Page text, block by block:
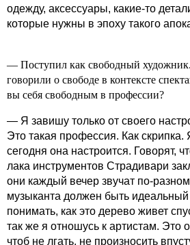
одежду, аксессуары, какие‑то
которые нужны в эпоху такого
— Поступил как свободный
говорили о свободе в контексте
вы себя свободным в профессии?
— Я завишу только от своего
Это такая профессия. Как
сегодня она настроится. Говорят,
лака инструментов Страдивари
они каждый вечер звучат по-
музыканта должен быть
понимать, как это дерево живет
так же я отношусь к артистам. Это
чтоб не лгать, не произносить